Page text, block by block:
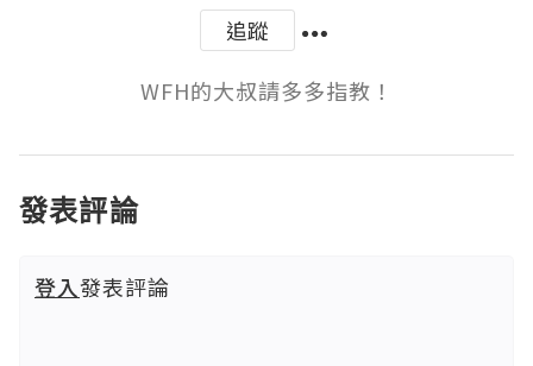
追蹤
WFH的大叔請多多指教！
發表評論
登入發表評論